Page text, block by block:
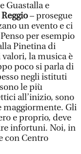
Guastalla e
– prosegue
un evento e ci
per esempio
Pinetina di
la musica è
poco si parla di
negli istituti
le più
all’inizio, sono
maggiormente. Gli
e proprio, deve
infortuni. Noi, in
con Centro